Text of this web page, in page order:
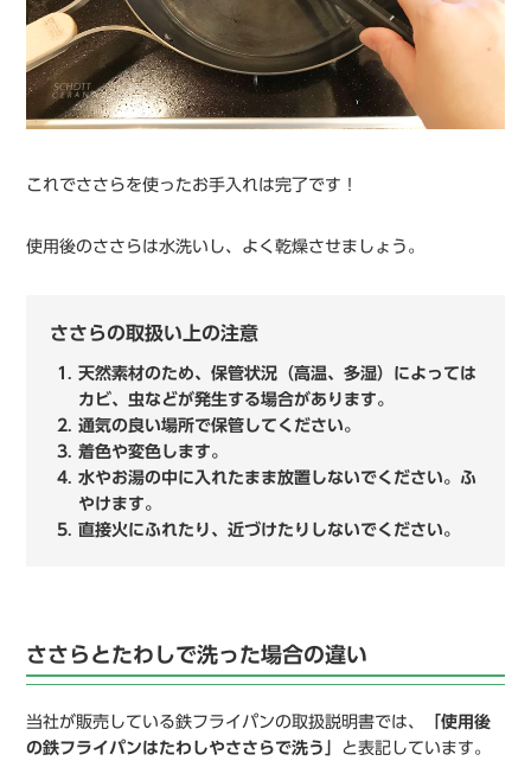
これでささらを使ったお手入れは完了です！
使用後のささらは水洗いし、よく乾燥させましょう。
ささらの取扱い上の注意
天然素材のため、保管状況（高温、多湿）によっては
カビ、虫などが発生する場合があります。
通気の良い場所で保管してください。
着色や変色します。
水やお湯の中に入れたまま放置しないでください。ふ
やけます。
直接火にふれたり、近づけたりしないでください。
ささらとたわしで洗った場合の違い
当社が販売している鉄フライパンの取扱説明書では、
「使用後
の鉄フライパンはたわしやささらで洗う」 と表記しています。